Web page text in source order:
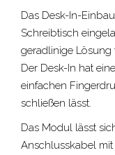
Das Desk-In-
Schreibtisch
geradlinige
Der Desk-In hat
einfachen
schließen lässt.
Das Modul lässt
Anschlusskabel